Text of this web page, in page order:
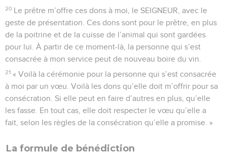
20 Le prêtre m’offre ces dons à moi, le SEIGNEUR, avec le
geste de présentation. Ces dons sont pour le prêtre, en plus
de la poitrine et de la cuisse de l’animal qui sont gardées
pour lui. À partir de ce moment-là, la personne qui s’est
consacrée à mon service peut de nouveau boire du vin.
21 « Voilà la cérémonie pour la personne qui s’est consacrée
à moi par un vœu. Voilà les dons qu’elle doit m’offrir pour sa
consécration. Si elle peut en faire d’autres en plus, qu’elle
les fasse. En tout cas, elle doit respecter le vœu qu’elle a
fait, selon les règles de la consécration qu’elle a promise. »
La formule de bénédiction